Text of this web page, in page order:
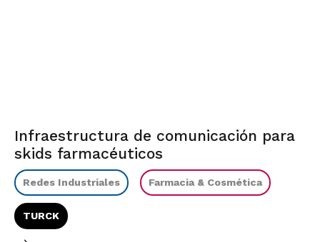
Infraestructura de comunicación para
skids farmacéuticos
Redes Industriales Farmacia & Cosmética
TURCK